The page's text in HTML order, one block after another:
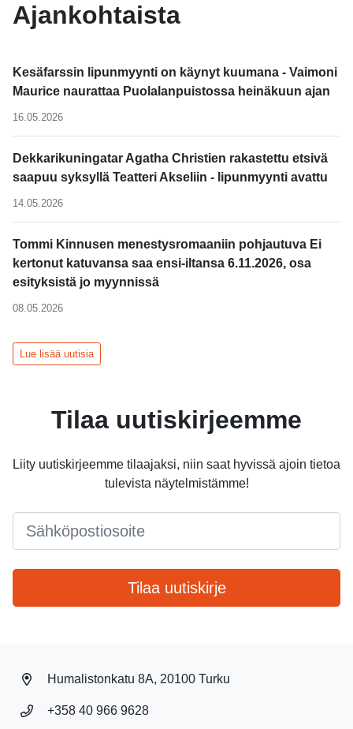
Ajankohtaista
Kesäfarssin lipunmyynti on käynyt kuumana - Vaimoni
Maurice naurattaa Puolalanpuistossa heinäkuun ajan
16.05.2026
Dekkarikuningatar Agatha Christien rakastettu etsivä
saapuu syksyllä Teatteri Akseliin - lipunmyynti avattu
14.05.2026
Tommi Kinnusen menestysromaaniin pohjautuva Ei
kertonut katuvansa saa ensi-iltansa 6.11.2026, osa
esityksistä jo myynnissä
08.05.2026
Lue lisää uutisia
Tilaa uutiskirjeemme
Liity uutiskirjeemme tilaajaksi, niin saat hyvissä ajoin tietoa
tulevista näytelmistämme!
Tilaa uutiskirje
Humalistonkatu 8A, 20100 Turku
+358 40 966 9628